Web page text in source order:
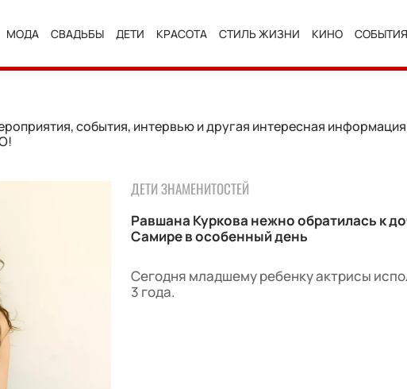
МОДА СВАДЬБЫ ДЕТИ КРАСОТА СТИЛЬ ЖИЗНИ КИНО СОБЫТИЯ
события, интервью и другая интересная
ДЕТИ ЗНАМЕНИТОСТЕЙ
Равшана Куркова нежно обратилась к
Самире в особенный день
Сегодня младшему ребенку актрисы
3 года.